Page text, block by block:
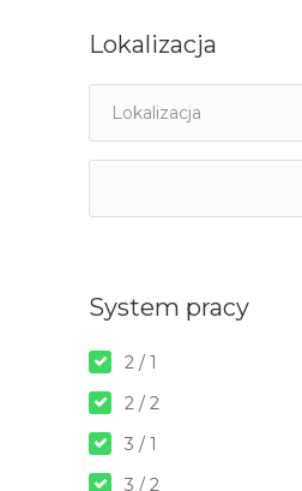
Lokalizacja
System pracy
2 / 1
2 / 2
3 / 1
3 / 2